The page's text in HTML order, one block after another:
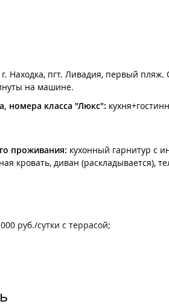
Находка, пгт. Ливадия, первый
на машине.
номера класса "Люкс":
проживания: кухонный гарнитур с
кровать, диван (раскладывается),
руб./сутки с террасой;